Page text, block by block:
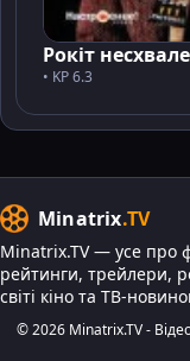
Рокіт
• KP 6.3
Minatrix.TV
Minatrix.TV — усе про
рейтинги, трейлери,
світі кіно та ТВ-
© 2026 Minatrix.TV -